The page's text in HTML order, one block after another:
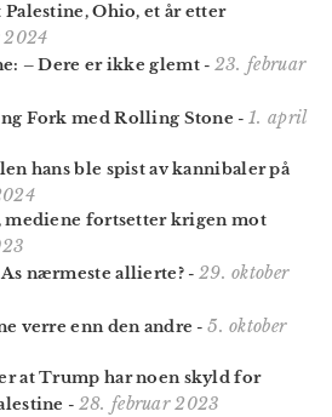
Ohio, et år etter
2024
– Dere er ikke glemt- 23. februar
Fork med Rolling Stone -1. april
hans ble spist av kannibaler på
mediene fortsetter krigen mot
nærmeste allierte?- 29. oktober
verre enn den andre -5. oktober
at Trump har noen skyld for
- 28. februar 2023